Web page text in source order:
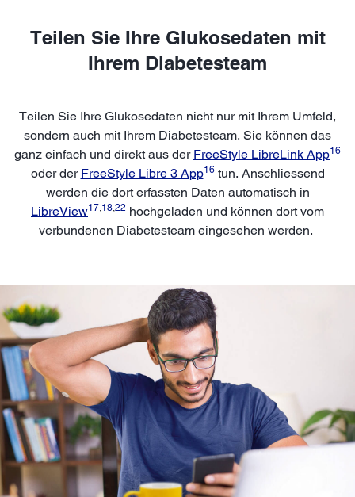
Teilen Sie Ihre Glukosedaten mit
Ihrem Diabetesteam
Teilen Sie Ihre Glukosedaten nicht nur mit Ihrem Umfeld,
sondern auch mit Ihrem Diabetesteam. Sie können das
ganz einfach und direkt aus der FreeStyle LibreLink App16
oder der FreeStyle Libre 3 App16tun. Anschliessend
werden die dort erfassten Daten automatisch in
LibreView17 18 22 hochgeladen und können dort vom
verbundenen Diabetesteam eingesehen werden.